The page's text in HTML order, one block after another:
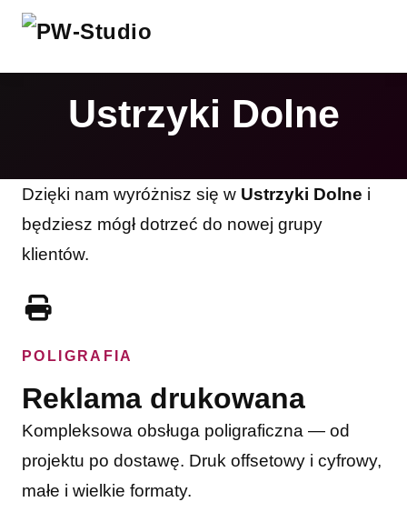
Ustrzyki Dolne
Dzięki nam wyróżnisz się w Ustrzyki Dolne i
będziesz mógł dotrzeć do nowej grupy
klientów.
POLIGRAFIA
Reklama drukowana
Kompleksowa obsługa poligraficzna — od
projektu po dostawę. Druk offsetowy i cyfrowy,
małe i wielkie formaty.